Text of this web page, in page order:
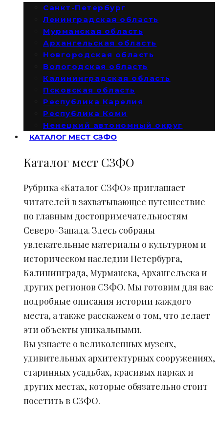
Санкт-Петербург
Ленинградская область
Мурманская область
Архангельская область
Новгородская область
Вологодская область
Калининградская область
Псковская область
Республика Карелия
Республика Коми
Ненецкий автономный округ
КАТАЛОГ МЕСТ СЗФО
Каталог мест СЗФО
Рубрика «Каталог СЗФО» приглашает
читателей в захватывающее путешествие
по главным достопримечательностям
Северо-Запада. Здесь собраны
увлекательные материалы о культурном и
историческом наследии Петербурга,
Калининграда, Мурманска, Архангельска и
других регионов СЗФО. Мы готовим для вас
подробные описания истории каждого
места, а также расскажем о том, что делает
эти объекты уникальными.
Вы узнаете о великолепных музеях,
удивительных архитектурных сооружениях,
старинных усадьбах, красивых парках и
других местах, которые обязательно стоит
посетить в СЗФО.